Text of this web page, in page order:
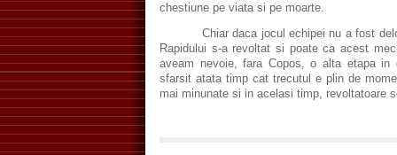
chestiune pe viata si pe moarte.
Chiar daca jocul echipei nu a fost deloc
Rapidului s-a revoltat si poate ca acest
aveam nevoie, fara Copos, o alta etapa
sfarsit atata timp cat trecutul e plin de
mai minunate si in acelasi timp, revoltatoare